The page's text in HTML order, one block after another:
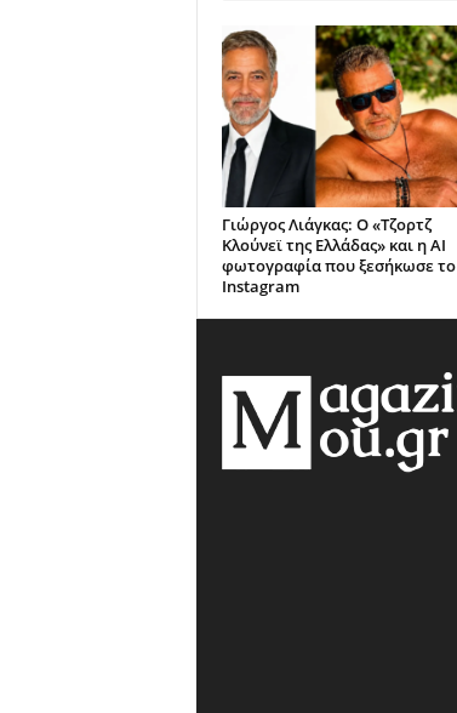
Γιώργος Λιάγκας: Ο «Τζορτζ
Κλούνεϊ της Ελλάδας» και η AI
φωτογραφία που ξεσήκωσε το
Instagram